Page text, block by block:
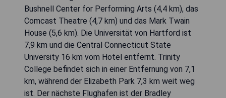
Bushnell Center for Performing Arts (4,4 km), das
Comcast Theatre (4,7 km) und das Mark Twain
House (5,6 km). Die Universität von Hartford ist
7,9 km und die Central Connecticut State
University 16 km vom Hotel entfernt. Trinity
College befindet sich in einer Entfernung von 7,1
km, während der Elizabeth Park 7,3 km weit weg
ist. Der nächste Flughafen ist der Bradley